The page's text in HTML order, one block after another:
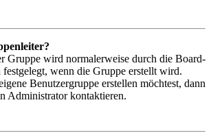
Gruppe wird normalerweise durch die Board-
wenn die Gruppe erstellt wird.
Benutzergruppe erstellen möchtest, dann
Administrator kontaktieren.